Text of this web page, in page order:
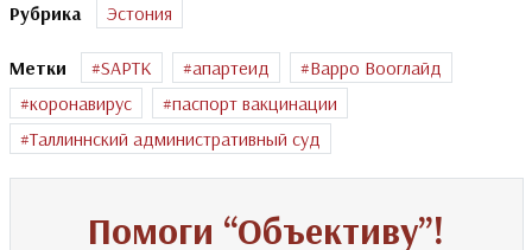
Рубрика Эстония
Метки SAPTK апартеид
Варро Вооглайд
коронавирус
паспорт вакцинации
Таллиннский административный суд
Помоги “Объективу”!